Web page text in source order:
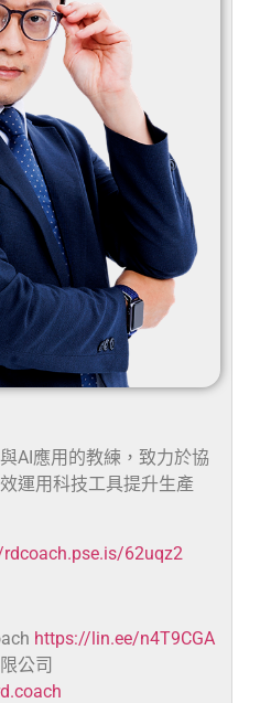
AI應用的教練，致力於協
運用科技工具提升生產
62uqz2
https://lin.ee/n4T9CGA
公司